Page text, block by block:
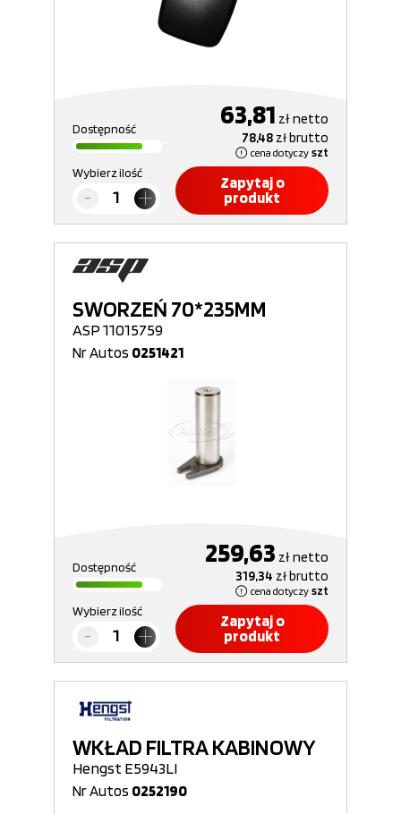
Dostępność 63,81 złnetto
78,48 złbrutto
cena dotyczy szt
Wybierz ilość
Zapytaj o
produkt
SWORZEŃ 70*235MM
ASP 11015759
Nr Autos 0251421
Dostępność 259,63 złnetto
319,34 złbrutto
cena dotyczy szt
Wybierz ilość
Zapytaj o
produkt
WKŁAD FILTRA KABINOWY
Hengst E5943LI
Nr Autos 0252190